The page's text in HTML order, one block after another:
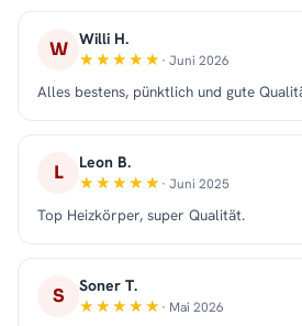
W Willi H.
· Juni 2026
Alles bestens, pünktlich und gute
L Leon B.
· Juni 2025
Top Heizkörper, super Qualität.
S Soner T.
· Mai 2026